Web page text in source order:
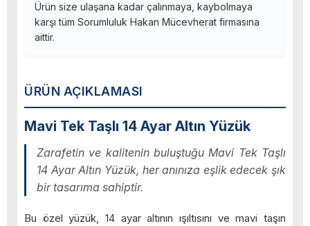
ÜRÜN AÇIKLAMASI
Mavi Tek Taşlı 14 Ayar Altın Yüzük
Zarafetin ve kalitenin buluştuğu Mavi Tek Taşlı
14 Ayar Altın Yüzük, her anınıza eşlik edecek şık
bir tasarıma sahiptir.
Bu özel yüzük, 14 ayar altının ışıltısını ve mavi taşın
Ürün size ulaşana kadar çalınmaya, kaybolmaya
karşı tüm Sorumluluk Hakan Mücevherat firmasına
aittir.